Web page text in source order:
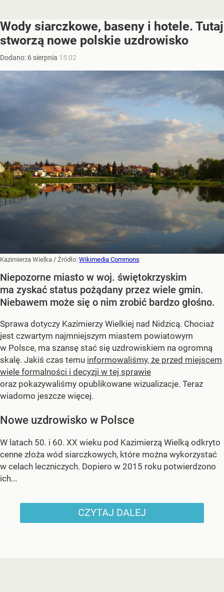
Wody siarczkowe, baseny i hotele. Tutaj
stworzą nowe polskie uzdrowisko
Dodano: 6 sierpnia 15:02
Kazimierza Wielka / Źródło: Wikimedia Commons
Niepozorne miasto w woj. świętokrzyskim
ma zyskać status pożądany przez wiele gmin.
Niebawem może się o nim zrobić bardzo głośno.
Sprawa dotyczy Kazimierzy Wielkiej nad Nidzicą. Chociaż
jest czwartym najmniejszym miastem powiatowym
w Polsce, ma szansę stać się uzdrowiskiem na ogromną
skalę. Jakiś czas temu informowaliśmy, że przed miejscem
wiele formalności i decyzji w tej sprawie
oraz pokazywaliśmy opublikowane wizualizacje. Teraz
wiadomo jeszcze więcej.
Nowe uzdrowisko w Polsce
W latach 50. i 60. XX wieku pod Kazimierzą Wielką odkryto
cenne złoża wód siarczkowych, które można wykorzystać
w celach leczniczych. Dopiero w 2015 roku potwierdzono
ich...
CZYTAJ DALEJ